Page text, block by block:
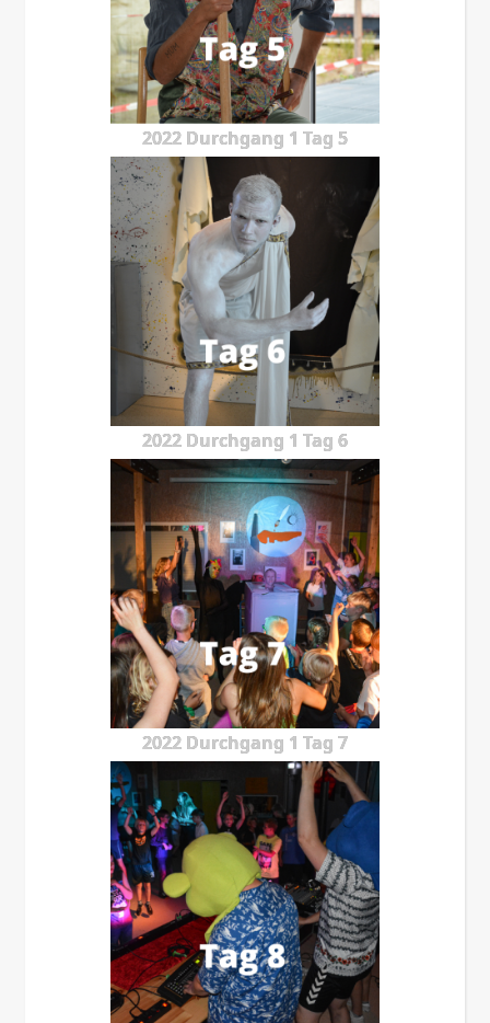
2022 Durchgang 1 Tag 5
2022 Durchgang 1 Tag 6
2022 Durchgang 1 Tag 7